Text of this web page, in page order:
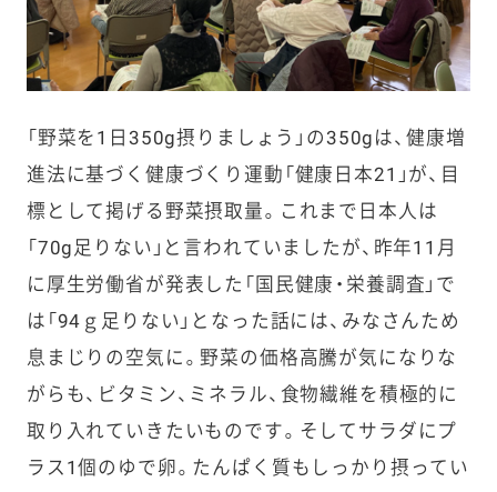
「野菜を1日350g摂りましょう」の350gは、健康増
進法に基づく健康づくり運動「健康日本21」が、目
標として掲げる野菜摂取量。これまで日本人は
「70g足りない」と言われていましたが、昨年11月
に厚生労働省が発表した「国民健康・栄養調査」で
は「94ｇ足りない」となった話には、みなさんため
息まじりの空気に。野菜の価格高騰が気になりな
がらも、ビタミン、ミネラル、食物繊維を積極的に
取り入れていきたいものです。そしてサラダにプ
ラス1個のゆで卵。たんぱく質もしっかり摂ってい